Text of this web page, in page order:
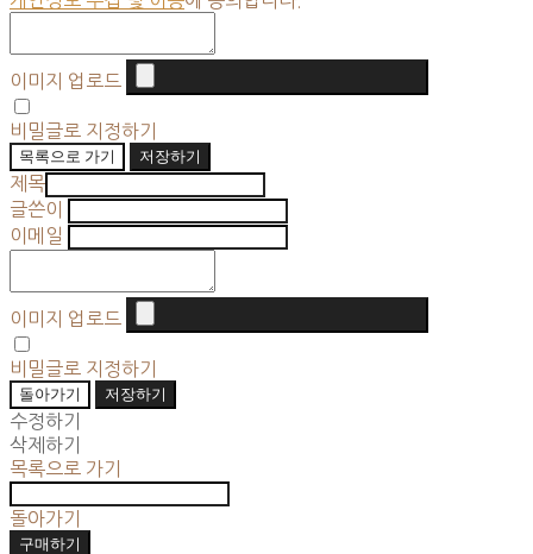
이미지 업로드
비밀글로 지정하기
목록으로 가기
저장하기
제목
글쓴이
이메일
이미지 업로드
비밀글로 지정하기
돌아가기
저장하기
수정하기
삭제하기
목록으로 가기
돌아가기
구매하기